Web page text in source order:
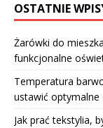
OSTATNIE
Żarówki do
funkcjonalne
Temperatura
ustawić
Jak prać tekstylia,